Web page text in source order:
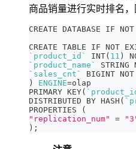
商品销量进行实时排名
CREATE DATABASE IF
CREATE TABLE IF NOT
` product_id ` INT( 11 )
` product_name ` STRING
` sales_cnt ` BIGINT NOT
)
ENGINE=olap
PRIMARY KEY( `
DISTRIBUTED BY HASH ( `
PROPERTIES
(
"replication_num"
=
) ;